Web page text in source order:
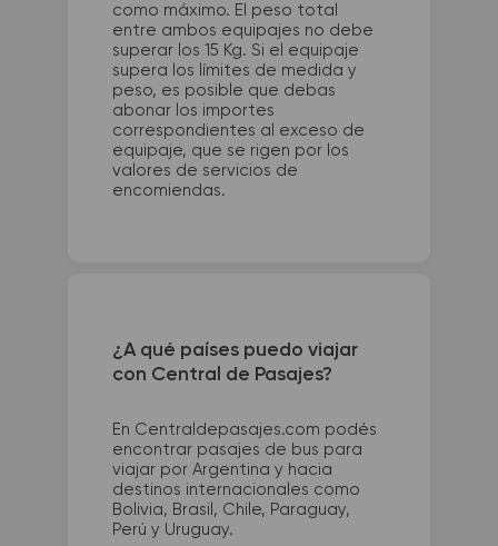
como máximo. El peso total
entre ambos equipajes no debe
superar los 15 Kg. Si el equipaje
supera los límites de medida y
peso, es posible que debas
abonar los importes
correspondientes al exceso de
equipaje, que se rigen por los
valores de servicios de
encomiendas.
¿A qué países puedo viajar
con Central de Pasajes?
En Centraldepasajes.com podés
encontrar pasajes de bus para
viajar por Argentina y hacia
destinos internacionales como
Bolivia, Brasil, Chile, Paraguay,
Perú y Uruguay.